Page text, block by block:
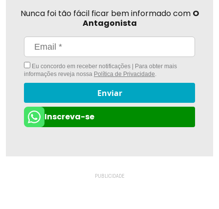
Nunca foi tão fácil ficar bem informado com O
Antagonista
Eu concordo em receber notificações | Para obter mais
informações reveja nossa Política de Privacidade.
Enviar
Inscreva-se